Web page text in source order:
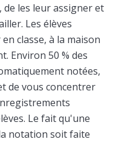
les leur assigner et
Les élèves
classe, à la maison
Environ 50 % des
notées,
de vous concentrer
Le fait qu'une
notation soit faite